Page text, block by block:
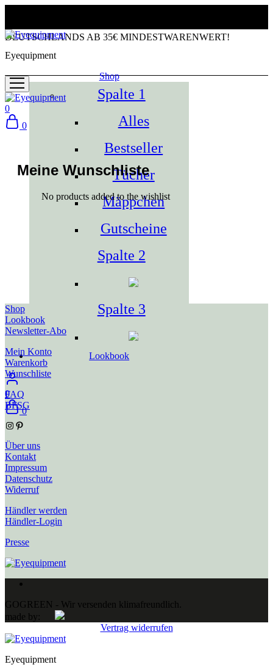
DEUTSCHLANDS AB 35€ MINDESTWARENWERT!
Eyequipment
Shop
Spalte 1
Alles
Bestseller
Tücher
Mäppchen
Gutscheine
Spalte 2
Spalte 3
Lookbook
0
0
0
0
Meine Wunschliste
No products added to the wishlist
Shop
Lookbook
Newsletter-Abo
Mein Konto
Warenkorb
Wunschliste
FAQ
BFSG
Instagram
Pinterest
Über uns
Kontakt
Impressum
Datenschutz
Widerruf
Händler werden
Händler-Login
Presse
GOGREEN - Wir versenden klimafreundlich.
made by:
Vertrag widerrufen
Eyequipment